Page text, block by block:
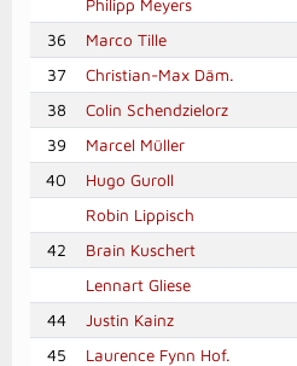
Philipp Meyers
36
Marco Tille
37
Christian-Max Däm.
38
Colin Schendzielorz
39
Marcel Müller
40
Hugo Guroll
Robin Lippisch
42
Brain Kuschert
Lennart Gliese
44
Justin Kainz
45
Laurence Fynn Hof.